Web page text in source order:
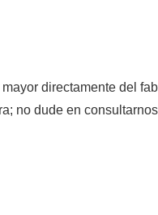
directamente del
no dude en